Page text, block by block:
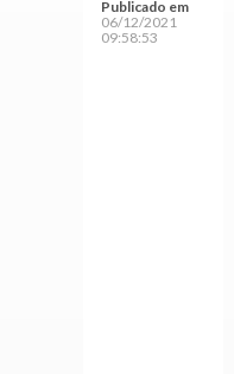
Publicado em
06/12/2021
09:58:53